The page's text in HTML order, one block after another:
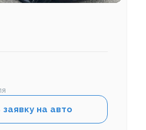
на авто